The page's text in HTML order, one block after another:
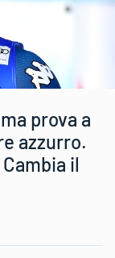
prova a
azzurro.
il